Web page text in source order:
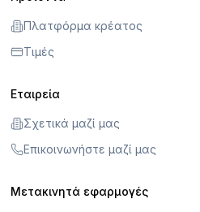
Πλατφόρμα κρέατος
Τιμές
Εταιρεία
Σχετικά μαζί μας
Επικοινωνήστε μαζί μας
Μετακινητά εφαρμογές